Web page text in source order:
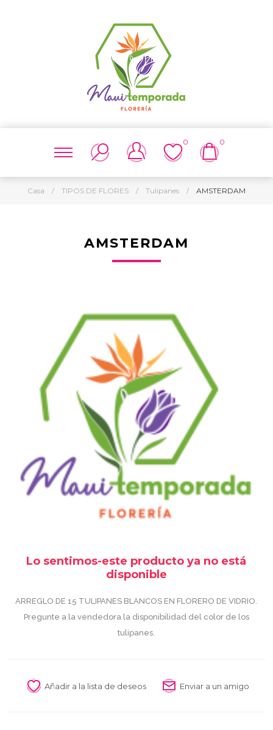
0 0
Casa / TIPOS DE FLORES / Tulipanes / AMSTERDAM
AMSTERDAM
Lo sentimos-este producto ya no está
disponible
ARREGLO DE 15 TULIPANES BLANCOS EN FLORERO DE VIDRIO.
Pregunte a la vendedora la disponibilidad del color de los
tulipanes.
Añadir a la lista de deseos Enviar a un amigo